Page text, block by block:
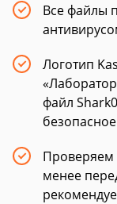
Все файлы
Логотип
файл
Проверяем
менее